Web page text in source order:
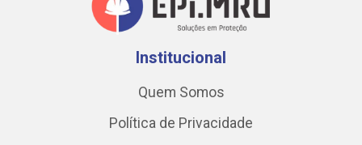
Institucional
Quem Somos
Política de Privacidade